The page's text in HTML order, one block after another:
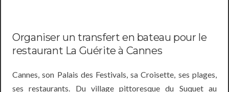
Organiser un transfert en bateau pour le
restaurant La Guérite à Cannes
Cannes, son Palais des Festivals, sa Croisette, ses plages,
ses restaurants. Du village pittoresque du Suquet au